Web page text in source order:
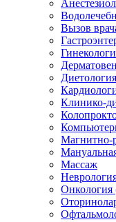
Вызов
Диетология
Клинико-
Магнитно-
Массаж
Онкология